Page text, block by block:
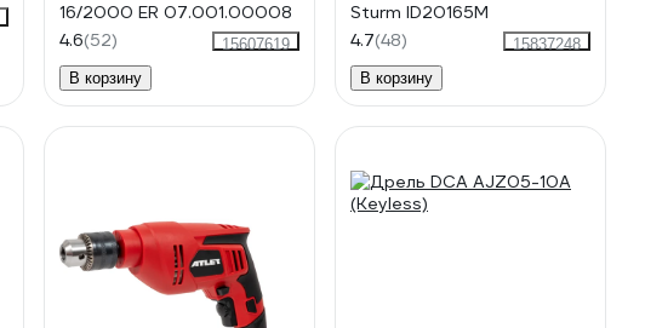
16/2000 ЕR 07.001.00008
4.6(52)
15607619
В корзину
Sturm ID20165M
4.7(48)
15837248
В корзину